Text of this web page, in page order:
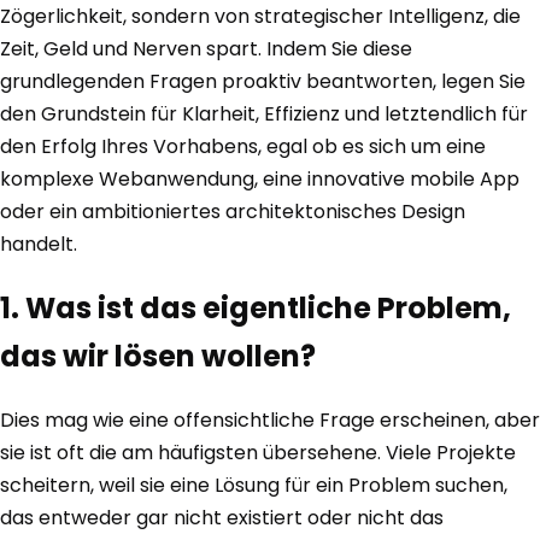
Zögerlichkeit, sondern von strategischer Intelligenz, die
Zeit, Geld und Nerven spart. Indem Sie diese
grundlegenden Fragen proaktiv beantworten, legen Sie
den Grundstein für Klarheit, Effizienz und letztendlich für
den Erfolg Ihres Vorhabens, egal ob es sich um eine
komplexe Webanwendung, eine innovative mobile App
oder ein ambitioniertes architektonisches Design
handelt.
1. Was ist das eigentliche Problem,
das wir lösen wollen?
Dies mag wie eine offensichtliche Frage erscheinen, aber
sie ist oft die am häufigsten übersehene. Viele Projekte
scheitern, weil sie eine Lösung für ein Problem suchen,
das entweder gar nicht existiert oder nicht das